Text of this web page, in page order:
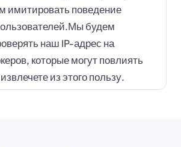
имитировать поведение
будем
наш IP-адрес на
которые могут повлиять
из этого пользу.